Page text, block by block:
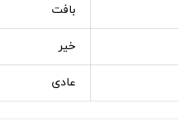
بافت
خیر
عادی